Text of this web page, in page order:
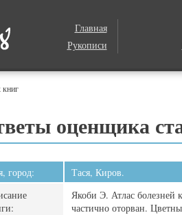
Главная
Рукописи
книг
оценщика
город: Тася, Киров.
Якоби Э. Атлас
частично оторван.